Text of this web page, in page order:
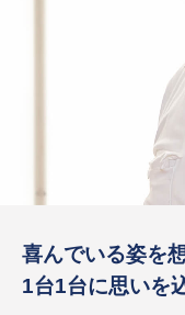
喜んでいる姿を
1台1台に思いを